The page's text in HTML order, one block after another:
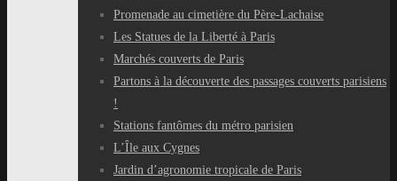
Promenade au cimetière du Père-Lachaise
Les Statues de la Liberté à Paris
Marchés couverts de Paris
Partons à la découverte des passages couverts parisiens
!
Stations fantômes du métro parisien
L’Île aux Cygnes
Jardin d’agronomie tropicale de Paris